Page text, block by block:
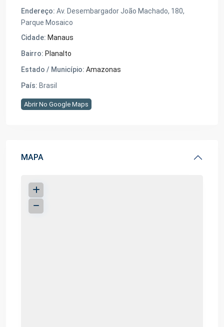
Endereço: Av. Desembargador João Machado, 180,
Parque Mosaico
Cidade: Manaus
Bairro: Planalto
Estado / Município: Amazonas
País: Brasil
Abrir No Google Maps
MAPA